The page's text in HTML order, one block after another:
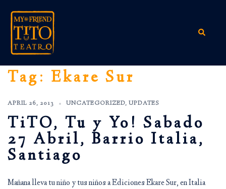
content
Search
Tag: Ekare Sur
APRIL 26, 2013 UNCATEGORIZED, UPDATES
TiTO, Tu y Yo! Sabado
27 Abril, Barrio Italia,
Santiago
Mañana lleva tu niño y tus niños a Ediciones Ekare Sur, en Italia